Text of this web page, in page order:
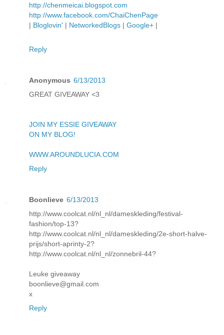
http://chenmeicai.blogspot.com
http://www.facebook.com/ChaiChenPage
| Bloglovin' | NetworkedBlogs | Google+ |
Reply
Anonymous 6/13/2013
GREAT GIVEAWAY <3
JOIN MY ESSIE GIVEAWAY
ON MY BLOG!
WWW.AROUNDLUCIA.COM
Reply
Boonlieve 6/13/2013
http://www.coolcat.nl/nl_nl/dameskleding/festival-
fashion/top-13?
http://www.coolcat.nl/nl_nl/dameskleding/2e-short-halve-
prijs/short-aprinty-2?
http://www.coolcat.nl/nl_nl/zonnebril-44?
Leuke giveaway
boonlieve@gmail.com
x
Reply